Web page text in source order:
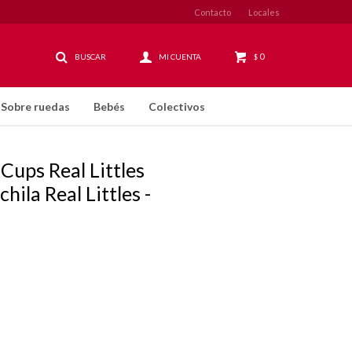
Sobre ruedas Bebés Colectivos
$ 0
Contacto Locales
Real Littles
Real Littles -